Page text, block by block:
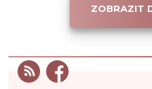
ZOBRAZIT